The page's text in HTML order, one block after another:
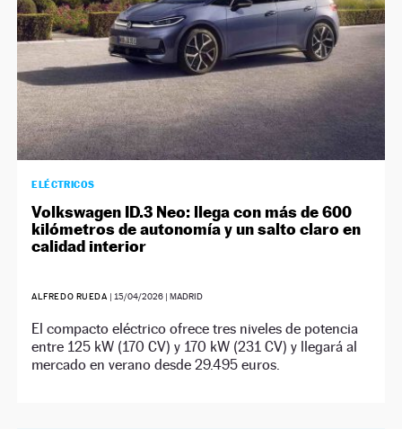
ELÉCTRICOS
Volkswagen ID.3 Neo: llega con más de 600
kilómetros de autonomía y un salto claro en
calidad interior
ALFREDO RUEDA | 15/04/2026 | MADRID
El compacto eléctrico ofrece tres niveles de potencia
entre 125 kW (170 CV) y 170 kW (231 CV) y llegará al
mercado en verano desde 29.495 euros.